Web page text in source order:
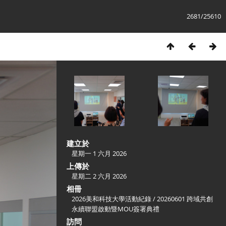
2681/25610
建立於
星期一 1 六月 2026
上傳於
星期二 2 六月 2026
相冊
2026美和科技大學活動紀錄/20260601 跨域共創
永續聯盟啟動暨MOU簽署典禮
訪問